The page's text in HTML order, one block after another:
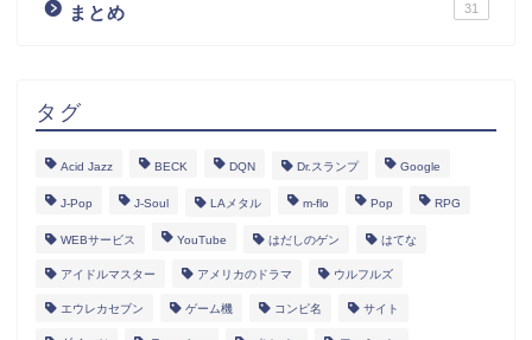
まとめ 31
タグ
Acid Jazz BECK DQN Dr.スランプ Google
J-Pop J-Soul LAメタル m-flo Pop RPG
WEBサービス YouTube はだしのゲン はてな
アイドルマスター アメリカのドラマ ウルフルズ
エウレカセブン ゲーム機 コンピ名 サイト